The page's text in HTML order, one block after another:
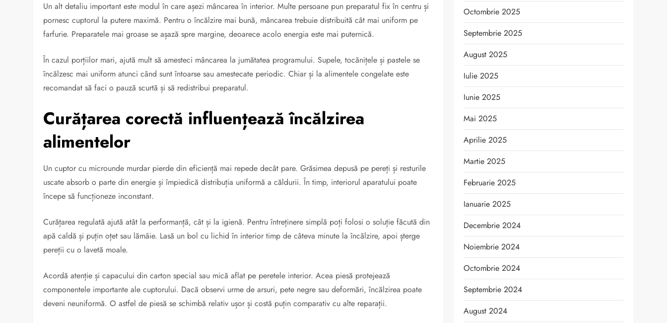
Un alt detaliu important este modul în care așezi mâncarea în interior. Multe persoane pun preparatul fix în centru și
pornesc cuptorul la putere maximă. Pentru o încălzire mai bună, mâncarea trebuie distribuită cât mai uniform pe
farfurie. Preparatele mai groase se așază spre margine, deoarece acolo energia este mai puternică.
În cazul porțiilor mari, ajută mult să amesteci mâncarea la jumătatea programului. Supele, tocănițele și pastele se
încălzesc mai uniform atunci când sunt întoarse sau amestecate periodic. Chiar și la alimentele congelate este
recomandat să faci o pauză scurtă și să redistribui preparatul.
Curățarea corectă influențează încălzirea
alimentelor
Un cuptor cu microunde murdar pierde din eficiență mai repede decât pare. Grăsimea depusă pe pereți și resturile
uscate absorb o parte din energie și împiedică distribuția uniformă a căldurii. În timp, interiorul aparatului poate
începe să funcționeze inconstant.
Curățarea regulată ajută atât la performanță, cât și la igienă. Pentru întreținere simplă poți folosi o soluție făcută din
apă caldă și puțin oțet sau lămâie. Lasă un bol cu lichid în interior timp de câteva minute la încălzire, apoi șterge
pereții cu o lavetă moale.
Acordă atenție și capacului din carton special sau mică aflat pe peretele interior. Acea piesă protejează
componentele importante ale cuptorului. Dacă observi urme de arsuri, pete negre sau deformări, încălzirea poate
deveni neuniformă. O astfel de piesă se schimbă relativ ușor și costă puțin comparativ cu alte reparații.
Octombrie 2025
Septembrie 2025
August 2025
Iulie 2025
Iunie 2025
Mai 2025
Aprilie 2025
Martie 2025
Februarie 2025
Ianuarie 2025
Decembrie 2024
Noiembrie 2024
Octombrie 2024
Septembrie 2024
August 2024